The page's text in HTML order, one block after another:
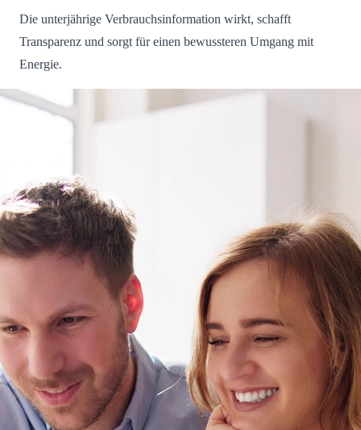
Die unterjährige Verbrauchsinformation wirkt, schafft
Transparenz und sorgt für einen bewussteren Umgang mit
Energie.